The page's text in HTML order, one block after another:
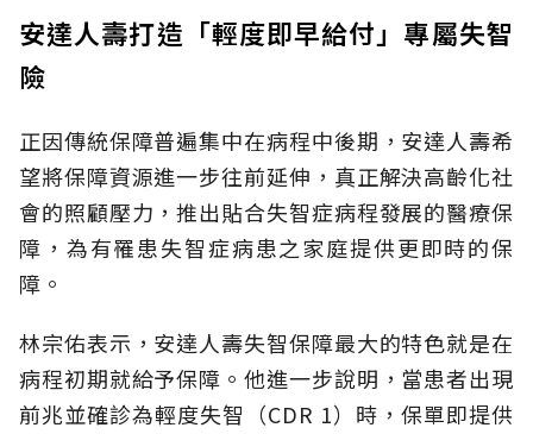
安達人壽打造「輕度即早給付」專屬失智
險
正因傳統保障普遍集中在病程中後期，安達人壽希
望將保障資源進一步往前延伸，真正解決高齡化社
會的照顧壓力，推出貼合失智症病程發展的醫療保
障，為有罹患失智症病患之家庭提供更即時的保
障。
林宗佑表示，安達人壽失智保障最大的特色就是在
病程初期就給予保障。他進一步說明，當患者出現
前兆並確診為輕度失智（CDR 1）時，保單即提供